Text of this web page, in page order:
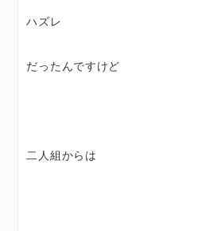
ハズレ
だったんですけど
二人組からは